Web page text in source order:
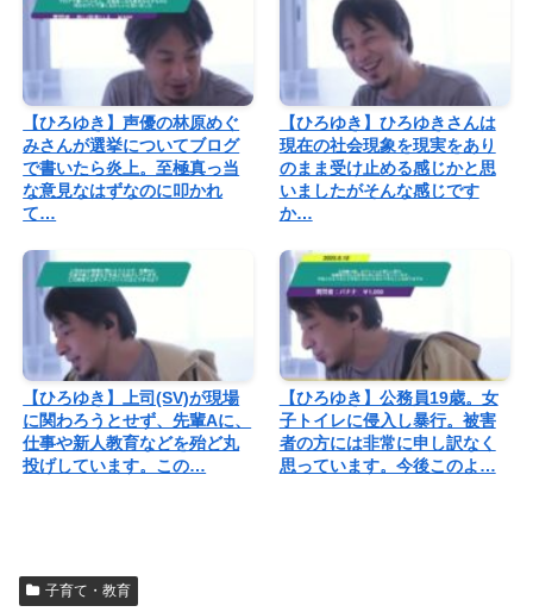
【ひろゆき】声優の林原めぐ
みさんが選挙についてブログ
で書いたら炎上。至極真っ当
な意見なはずなのに叩かれ
て…
【ひろゆき】ひろゆきさんは
現在の社会現象を現実をあり
のまま受け止める感じかと思
いましたがそんな感じです
か…
【ひろゆき】上司(SV)が現場
に関わろうとせず、先輩Aに、
仕事や新人教育などを殆ど丸
投げしています。この…
【ひろゆき】公務員19歳。女
子トイレに侵入し暴行。被害
者の方には非常に申し訳なく
思っています。今後このよ…
子育て・教育